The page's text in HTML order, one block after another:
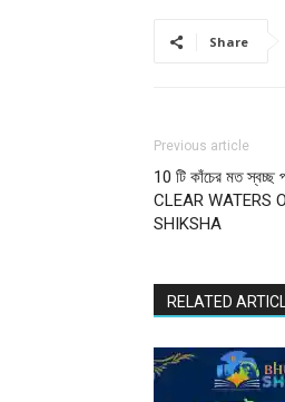
Share
Previous article
10 টি কাঁচের মত
CLEAR WATERS
SHIKSHA
RELATED